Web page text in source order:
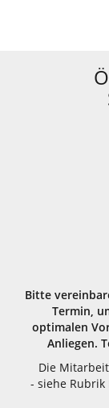
Bitte
Termin,
optimalen
Anliegen.
Die
- siehe